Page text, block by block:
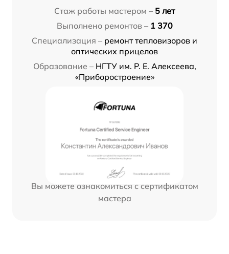
Стаж работы мастером – 5 лет
Выполнено ремонтов – 1 370
Специализация – ремонт тепловизоров и
оптических прицелов
Образование – НГТУ им. Р. Е. Алексеева,
«Приборостроение»
Вы можете ознакомиться с сертификатом
мастера